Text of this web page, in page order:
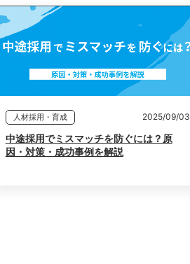
人材採用・育成 2025/09/03
中途採用でミスマッチを防ぐには？原
因・対策・成功事例を解説